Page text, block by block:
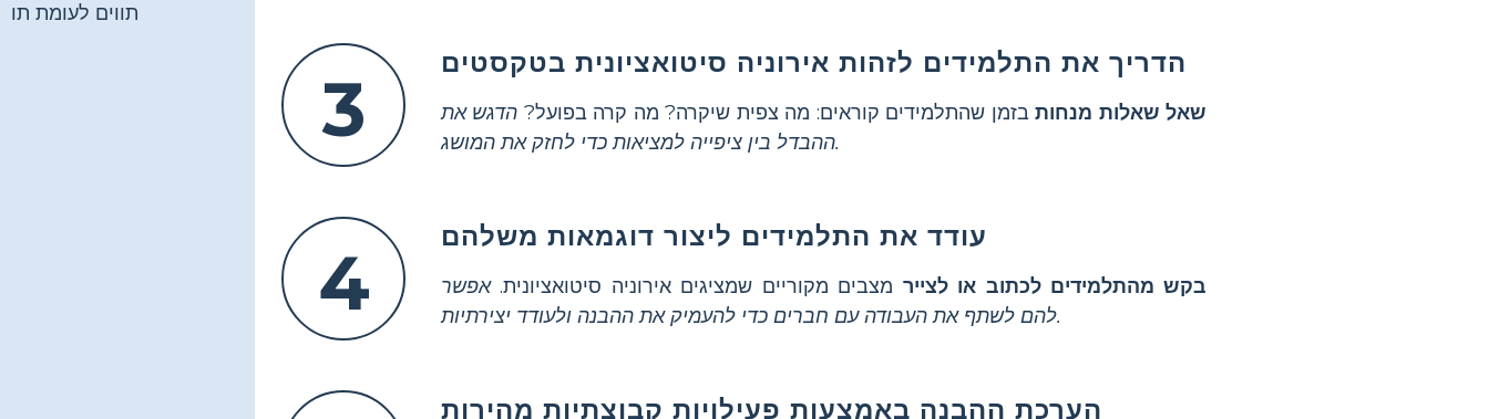
תווים לעומת תו
3
הדריך את התלמידים לזהות אירוניה סיטואציונית בטקסטים
שאל שאלות מנחותבזמן שהתלמידים קוראים: מה צפית שיקרה? מה קרה בפועל? הדגש את
ההבדל בין ציפייה למציאות כדי לחזק את המושג.
4
עודד את התלמידים ליצור דוגמאות משלהם
בקש מהתלמידים לכתוב או לצייר מצבים מקוריים שמציגים אירוניה סיטואציונית.אפשר
להם לשתף את העבודה עם חברים כדי להעמיק את ההבנה ולעודד יצירתיות.
הערכת ההבנה באמצעות פעילויות קבוצתיות מהירות